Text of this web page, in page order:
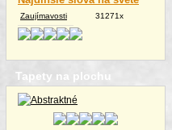
Zaujímavosti 31271x
Tapety na plochu